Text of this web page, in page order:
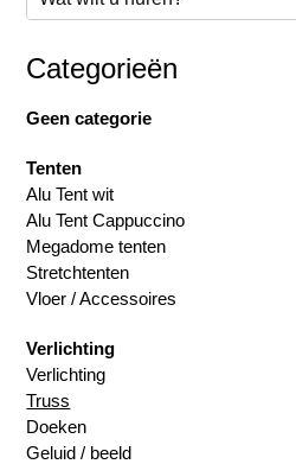
Categorieën
Geen categorie
Tenten
Alu Tent wit
Alu Tent Cappuccino
Megadome tenten
Stretchtenten
Vloer / Accessoires
Verlichting
Verlichting
Truss
Doeken
Geluid / beeld